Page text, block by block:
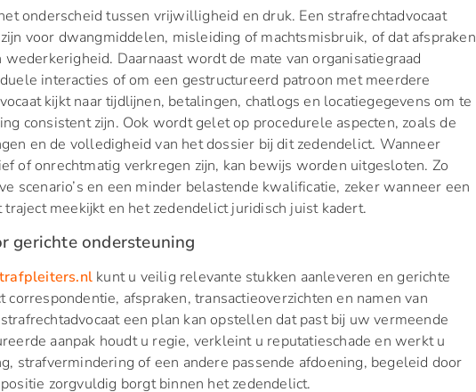
onderscheid tussen vrijwilligheid en druk. Een strafrechtadvocaat
voor dwangmiddelen, misleiding of machtsmisbruik, of dat afspraken
Daarnaast wordt de mate van organisatiegraad
interacties of om een gestructureerd patroon met meerdere
kijkt naar tijdlijnen, betalingen, chatlogs en locatiegegevens om te
consistent zijn. Ook wordt gelet op procedurele aspecten, zoals de
en de volledigheid van het dossier bij dit zedendelict. Wanneer
of onrechtmatig verkregen zijn, kan bewijs worden uitgesloten. Zo
scenario’s en een minder belastende kwalificatie, zeker wanneer een
meekijkt en het zedendelict juridisch juist kadert.
gerichte ondersteuning
kunt u veilig relevante stukken aanleveren en gerichte
afspraken, transactieoverzichten en namen van
een plan kan opstellen dat past bij uw vermeende
aanpak houdt u regie, verkleint u reputatieschade en werkt u
strafvermindering of een andere passende afdoening, begeleid door
zorgvuldig borgt binnen het zedendelict.